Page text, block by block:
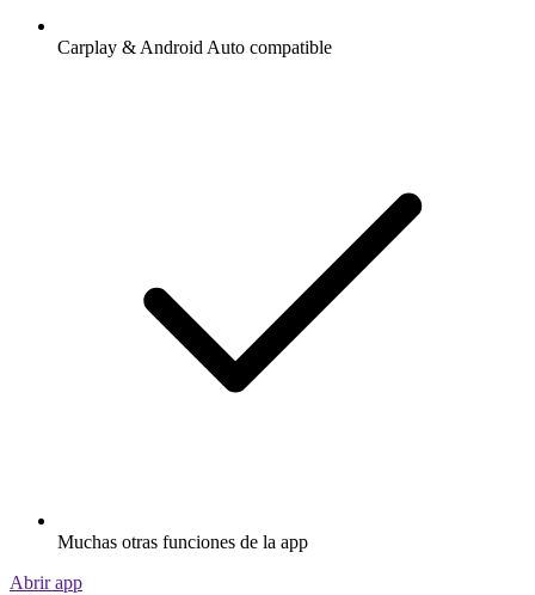
Carplay & Android Auto compatible
Muchas otras funciones de la app
Abrir app